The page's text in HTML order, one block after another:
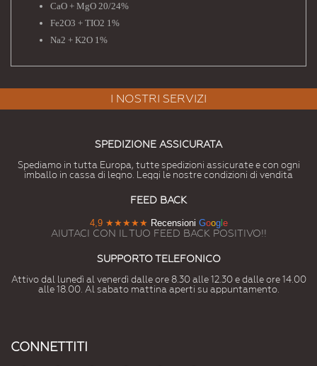
CaO + MgO 20/24%
Fe2O3 + TIO2 1%
Na2 + K2O 1%
I NOSTRI SERVIZI
SPEDIZIONE ASSICURATA
Spediamo in tutta Europa, tutte spedizioni assicurate e con ogni
imballo in cassa di legno. Leggi le nostre condizioni di vendita
FEED BACK
4,9 ★★★★★ Recensioni Googl e
AIUTACI CON IL TUO FEED BACK POSITIVO!!
SUPPORTO TELEFONICO
Attivo dal lunedì al venerdì dalle ore 8.30 alle 12.30 e dalle ore 14.00
alle 18.00. Al sabato mattina aperti su appuntamento.
CONNETTITI